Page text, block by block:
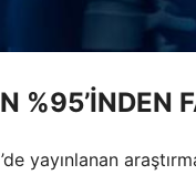
%95’İNDEN
yayınlanan